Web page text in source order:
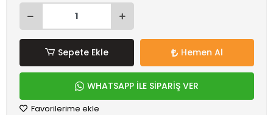
Sepete Ekle Hemen Al
WHATSAPP İLE SİPARİŞ VER
Favorilerime ekle